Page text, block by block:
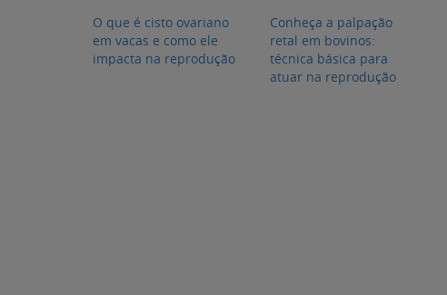
O que é cisto ovariano
em vacas e como ele
impacta na reprodução
Conheça a palpação
retal em bovinos:
técnica básica para
atuar na reprodução